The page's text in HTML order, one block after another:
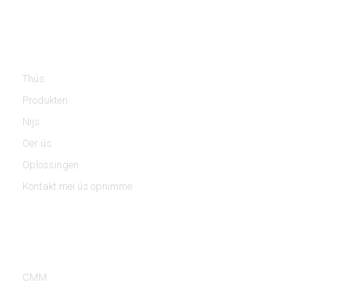
Thús
Produkten
Nijs
Oer ús
Oplossingen
Kontakt mei ús opnimme
CMM